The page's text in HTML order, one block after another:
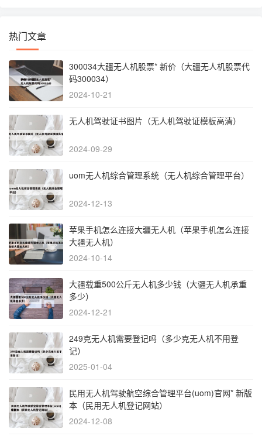
热门文章
300034大疆无人机股票* 新价（大疆无人机股票代
码300034）
2024-10-21
无人机驾驶证书图片（无人机驾驶证模板高清）
2024-09-29
uom无人机综合管理系统（无人机综合管理平台）
2024-12-13
苹果手机怎么连接大疆无人机（苹果手机怎么连接
大疆无人机）
2024-10-14
大疆载重500公斤无人机多少钱（大疆无人机承重
多少）
2024-12-21
249克无人机需要登记吗（多少克无人机不用登
记）
2025-01-04
民用无人机驾驶航空综合管理平台(uom)官网* 新版
本（民用无人机登记网站）
2024-12-08